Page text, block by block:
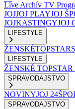
Live Archív TV
JOJJOJ PLAYJOJ
JOJKASTINGYJOJ
LIFESTYLE
ŽENSKÉTOPSTAR
LIFESTYLE
ŽENSKÉ TOPSTAR
SPRAVODAJSTVO
NOVINYJOJ 24
SPRAVODAJSTVO